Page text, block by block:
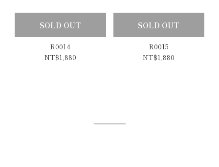
SOLD OUT
R0014
NT$1,880
SOLD OUT
R0015
NT$1,880
─────